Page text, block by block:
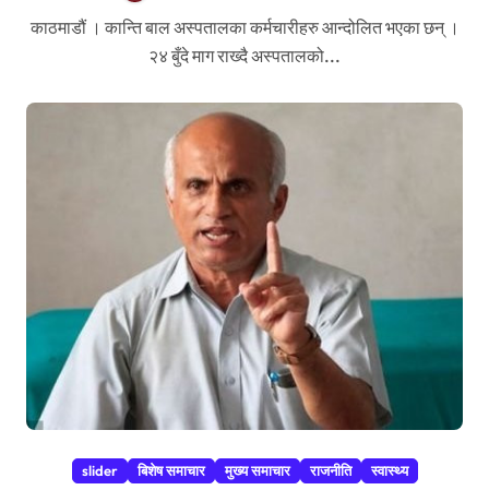
काठमाडौं । कान्ति बाल अस्पतालका कर्मचारीहरु आन्दोलित भएका छन् ।
२४ बुँदे माग राख्दै अस्पतालको...
slider बिशेष समाचार मुख्य समाचार राजनीति स्वास्थ्य